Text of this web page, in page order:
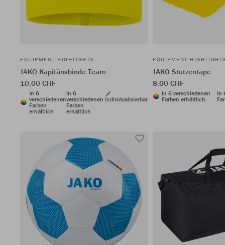
EQUIPMENT HIGHLIGHTS
JAKO Kapitänsbinde Team
10,00 CHF
In 6
verschiedenen
Farben
erhältlich
In 6
verschiedenen
Farben
erhältlich
Individualisierbar
EQUIPMENT
JAKO Stutzentape
8,00 CHF
In 6 verschiedenen
Farben erhältlich
In